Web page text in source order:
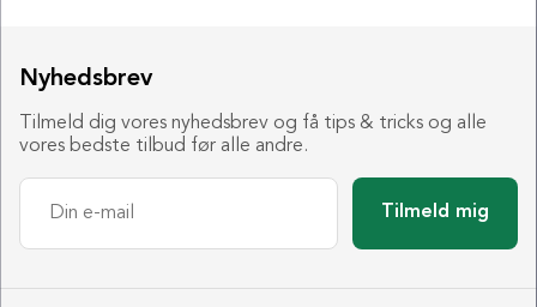
Nyhedsbrev
Tilmeld dig vores nyhedsbrev og få tips & tricks og alle
vores bedste tilbud før alle andre.
Tilmeld mig